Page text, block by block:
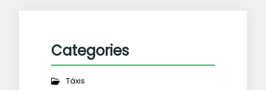
Categories
Táxis